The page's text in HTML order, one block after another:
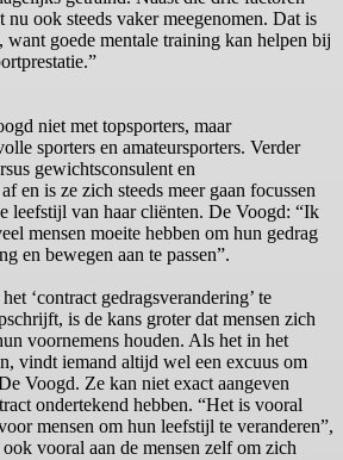
nu ook steeds vaker meegenomen. Dat is
goede mentale training kan helpen bij
niet met topsporters, maar
sporters en amateursporters. Verder
gewichtsconsulent en
en is ze zich steeds meer gaan focussen
leefstijl van haar cliënten. De Voogd: “Ik
mensen moeite hebben om hun gedrag
en bewegen aan te passen”.
‘contract gedragsverandering’ te
is de kans groter dat mensen zich
voornemens houden. Als het in het
vindt iemand altijd wel een excuus om
Voogd. Ze kan niet exact aangeven
ondertekend hebben. “Het is vooral
mensen om hun leefstijl te veranderen”,
vooral aan de mensen zelf om zich